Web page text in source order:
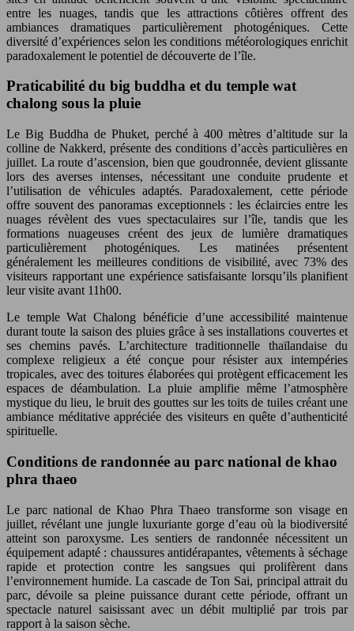
entre les nuages, tandis que les attractions côtières offrent des
ambiances dramatiques particulièrement photogéniques. Cette
diversité d’expériences selon les conditions météorologiques enrichit
paradoxalement le potentiel de découverte de l’île.
Praticabilité du big buddha et du temple wat
chalong sous la pluie
Le Big Buddha de Phuket, perché à 400 mètres d’altitude sur la
colline de Nakkerd, présente des conditions d’accès particulières en
juillet. La route d’ascension, bien que goudronnée, devient glissante
lors des averses intenses, nécessitant une conduite prudente et
l’utilisation de véhicules adaptés. Paradoxalement, cette période
offre souvent des panoramas exceptionnels : les éclaircies entre les
nuages révèlent des vues spectaculaires sur l’île, tandis que les
formations nuageuses créent des jeux de lumière dramatiques
particulièrement photogéniques. Les matinées présentent
généralement les meilleures conditions de visibilité, avec 73% des
visiteurs rapportant une expérience satisfaisante lorsqu’ils planifient
leur visite avant 11h00.
Le temple Wat Chalong bénéficie d’une accessibilité maintenue
durant toute la saison des pluies grâce à ses installations couvertes et
ses chemins pavés. L’architecture traditionnelle thaïlandaise du
complexe religieux a été conçue pour résister aux intempéries
tropicales, avec des toitures élaborées qui protègent efficacement les
espaces de déambulation. La pluie amplifie même l’atmosphère
mystique du lieu, le bruit des gouttes sur les toits de tuiles créant une
ambiance méditative appréciée des visiteurs en quête d’authenticité
spirituelle.
Conditions de randonnée au parc national de khao
phra thaeo
Le parc national de Khao Phra Thaeo transforme son visage en
juillet, révélant une jungle luxuriante gorge d’eau où la biodiversité
atteint son paroxysme. Les sentiers de randonnée nécessitent un
équipement adapté : chaussures antidérapantes, vêtements à séchage
rapide et protection contre les sangsues qui prolifèrent dans
l’environnement humide. La cascade de Ton Sai, principal attrait du
parc, dévoile sa pleine puissance durant cette période, offrant un
spectacle naturel saisissant avec un débit multiplié par trois par
rapport à la saison sèche.